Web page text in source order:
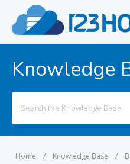
Knowledge
for:
Home / Knowledge Base /